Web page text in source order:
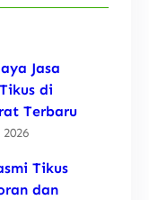
Jasa
di
Terbaru
Tikus
dan